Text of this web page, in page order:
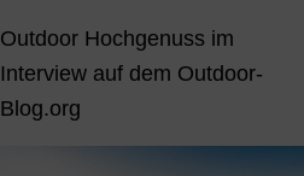
Outdoor Hochgenuss im
Interview auf dem Outdoor-
Blog.org